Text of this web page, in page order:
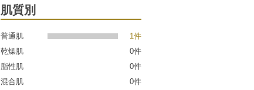
肌質別
普通肌
1件
乾燥肌
0件
脂性肌
0件
混合肌
0件